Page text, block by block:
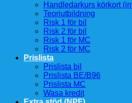
Handledarkurs körkort
Teoriutbildning
Risk 1 för bil
Risk 2 för bil
Risk 1 för MC
Risk 2 för MC
Prislista
Prislista bil
Prislista BE/B96
Prislista MC
Wasa kredit